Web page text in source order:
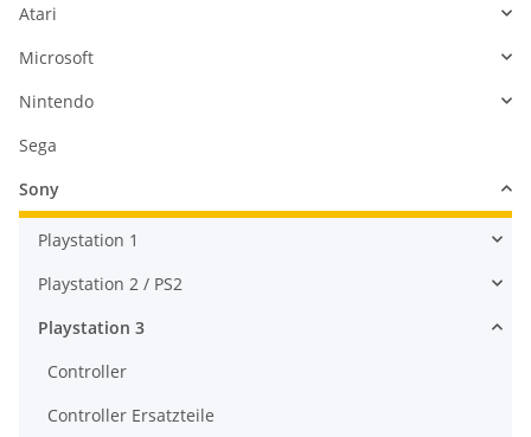
Atari
Microsoft
Nintendo
Sega
Sony
Playstation 1
Playstation 2 / PS2
Playstation 3
Controller
Controller Ersatzteile